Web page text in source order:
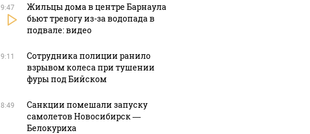
9:47
Жильцы дома в центре Барнаула
бьют тревогу из-за водопада в
подвале: видео
9:11
Сотрудника полиции ранило
взрывом колеса при тушении
фуры под Бийском
8:49
Санкции помешали запуску
самолетов Новосибирск —
Белокуриха